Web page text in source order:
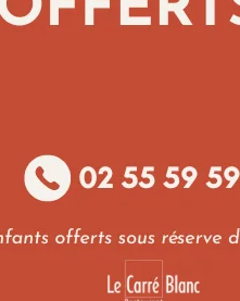
à la loi Informatique et
de contact ou
ou de contact,